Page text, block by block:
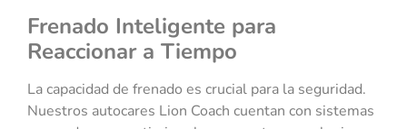
Frenado Inteligente para
Reaccionar a Tiempo
La capacidad de frenado es crucial para la seguridad.
Nuestros autocares Lion Coach cuentan con sistemas